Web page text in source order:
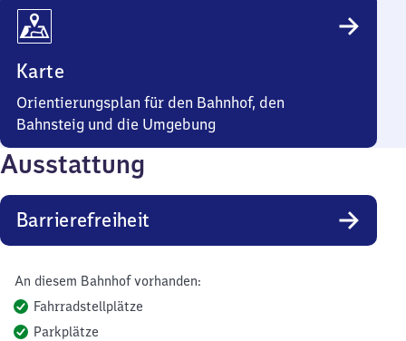
Karte
Orientierungsplan für den Bahnhof, den
Bahnsteig und die Umgebung
Ausstattung
Barrierefreiheit
An diesem Bahnhof vorhanden:
Fahrradstellplätze
Parkplätze